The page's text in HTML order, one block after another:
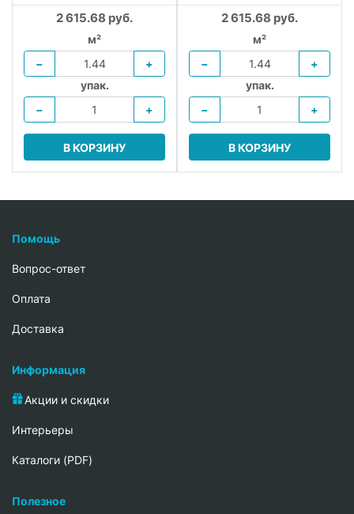
2 615.68 руб.
м²
−
+
упак.
−
+
В КОРЗИНУ
2 615.68 руб.
м²
−
+
упак.
−
+
В КОРЗИНУ
Помощь
Вопрос-ответ
Oплата
Доставка
Информация
Акции и скидки
Интерьеры
Каталоги (PDF)
Полезное